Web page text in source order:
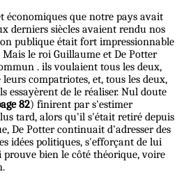
économiques que notre pays avait
derniers siècles avaient rendu nos
publique était fort impressionnable
Mais le roi Guillaume et De Potter
. ils voulaient tous les deux,
compatriotes, et, tous les deux,
essayèrent de le réaliser. Nul doute
82) finirent par s'estimer
tard, alors qu'il s'était retiré depuis
De Potter continuait d'adresser des
idées politiques, s'efforçant de lui
prouve bien le côté théorique, voire